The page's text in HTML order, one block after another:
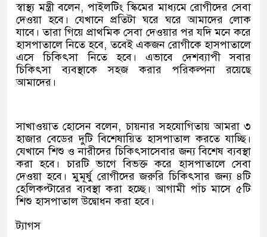
স্বাস্থ্য মন্ত্রী বলেন, পাইলটিং স্কিমের মাধ্যমে রোগীদের সেবা
দেওয়া হবে। যেখানে প্রতিটা ঘরে ঘরে আমাদের লোক
যাবে। তারা গিয়ে প্রাথমিক সেবা দেওয়ার পর যদি মনে করে
হাসপাতালে নিতে হবে, তবেই একজন রোগীকে হাসপাতালে
এসে চিকিৎসা নিতে হবে। এভাবে দেশব্যাপী সবার
চিকিৎসা ব্যবস্থাকে সহজ করার পরিকল্পনা রয়েছে
আমাদের।
সাখাওয়াত হোসেন বলেন, চায়নার সহযোগিতায় আমরা ৩
হাজার বেডের দুটি বিশেষায়িত হাসপাতাল করতে যাচ্ছি।
যেখানে শিশু ও নারীদের চিকিৎসাসেবার জন্য বিশেষ ব্যবস্থা
করা হবে। চারটি ভাগে বিভক্ত করে হাসপাতালে সেবা
দেওয়া হবে। মুমূর্ষু রোগীদের জরুরি চিকিৎসার জন্য ৪টি
হেলিকপ্টারের ব্যবস্থা করা হচ্ছে। আগামী পাঁচ মাসে ৫টি
শিশু হাসপাতাল উদ্বোধন করা হবে।
ট্যাগস